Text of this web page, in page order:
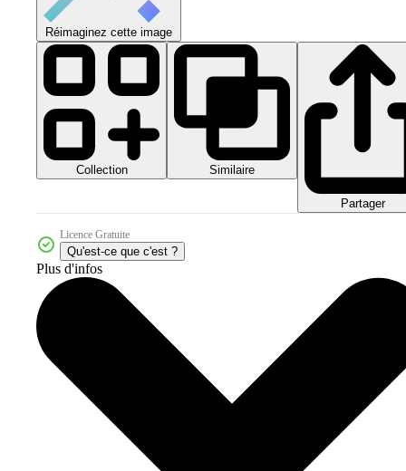
Réimaginez cette image
Collection Similaire
Partager
Licence Gratuite
Qu'est-ce que c'est ?
Plus d'infos